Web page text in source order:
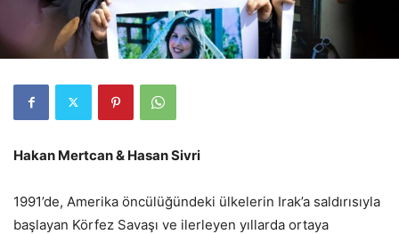
Hakan Mertcan & Hasan Sivri
1991’de, Amerika öncülüğündeki ülkelerin Irak’a saldırısıyla
başlayan Körfez Savaşı ve ilerleyen yıllarda ortaya